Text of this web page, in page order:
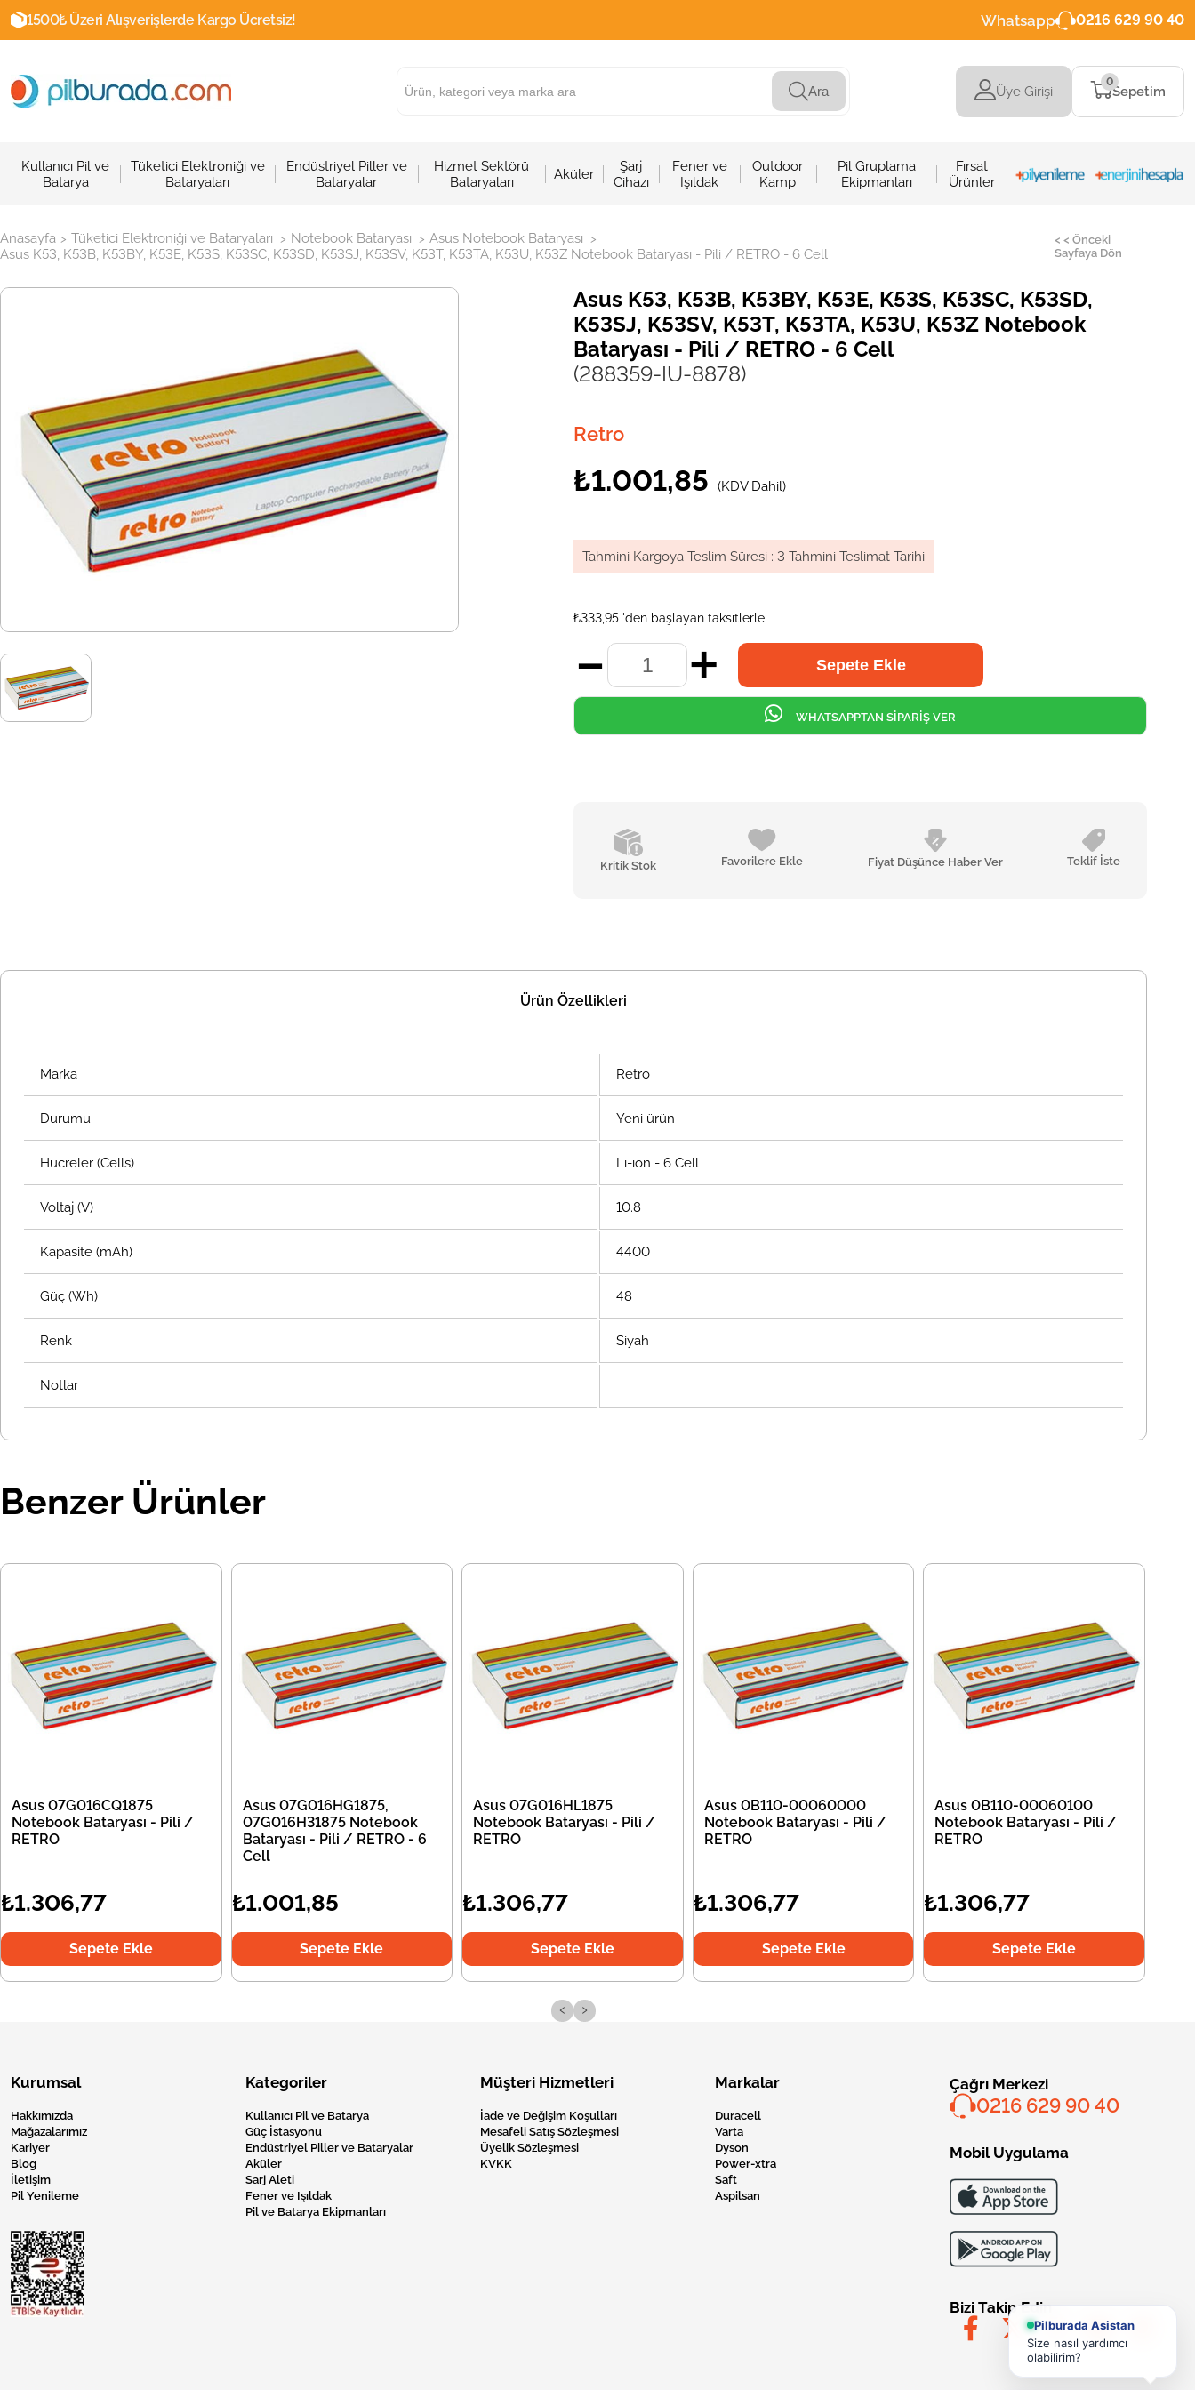
1500₺ Üzeri Alışverişlerde Kargo Ücretsiz! Whatsapp 0216 629 90 40
Ara Üye Girişi Sepetim
0
Kullanıcı Pil ve
Batarya
Tüketici Elektroniği ve
Bataryaları
Endüstriyel Piller ve
Bataryalar
Hizmet Sektörü
Bataryaları
Aküler
Şarj
Cihazı
Fener ve
Işıldak
Outdoor
Kamp
Pil Gruplama
Ekipmanları
Fırsat
Ürünler
Anasayfa > Tüketici Elektroniği ve Bataryaları > Notebook Bataryası > Asus Notebook Bataryası >
Asus K53, K53B, K53BY, K53E, K53S, K53SC, K53SD, K53SJ, K53SV, K53T, K53TA, K53U, K53Z Notebook Bataryası - Pili / RETRO - 6 Cell
< < Önceki
Sayfaya Dön
Asus K53, K53B, K53BY, K53E, K53S, K53SC, K53SD,
K53SJ, K53SV, K53T, K53TA, K53U, K53Z Notebook
Bataryası - Pili / RETRO - 6 Cell
(288359-IU-8878)
Retro
₺1.001,85 (KDV Dahil)
Tahmini Kargoya Teslim Süresi : 3 Tahmini Teslimat Tarihi
₺333,95 'den başlayan taksitlerle
Kritik Stok Favorilere Ekle Fiyat Düşünce Haber Ver Teklif İste
WHATSAPPTAN SİPARİŞ VER
Ürün Özellikleri
Marka Retro
Durumu Yeni ürün
Hücreler (Cells) Li-ion - 6 Cell
Voltaj (V) 10.8
Kapasite (mAh) 4400
Güç (Wh) 48
Renk Siyah
Notlar
Benzer Ürünler
Asus 07G016CQ1875
Notebook Bataryası - Pili /
RETRO
₺1.306,77
Sepete Ekle
Asus 07G016HG1875,
07G016H31875 Notebook
Bataryası - Pili / RETRO - 6
Cell
₺1.001,85
Sepete Ekle
Asus 07G016HL1875
Notebook Bataryası - Pili /
RETRO
₺1.306,77
Sepete Ekle
Asus 0B110-00060000
Notebook Bataryası - Pili /
RETRO
₺1.306,77
Sepete Ekle
Asus 0B110-00060100
Notebook Bataryası - Pili /
RETRO
₺1.306,77
Sepete Ekle
‹ ›
Kurumsal
Hakkımızda
Mağazalarımız
Kariyer
Blog
İletişim
Pil Yenileme
Kategoriler
Kullanıcı Pil ve Batarya
Güç İstasyonu
Endüstriyel Piller ve Bataryalar
Aküler
Sarj Aleti
Fener ve Işıldak
Pil ve Batarya Ekipmanları
Müşteri Hizmetleri
İade ve Değişim Koşulları
Mesafeli Satış Sözleşmesi
Üyelik Sözleşmesi
KVKK
Markalar
Duracell
Varta
Dyson
Power-xtra
Saft
Aspilsan
Çağrı Merkezi
0216 629 90 40
Mobil Uygulama
Bizi Takip Edin
Pilburada Asistan
Size nasıl yardımcı
olabilirim?